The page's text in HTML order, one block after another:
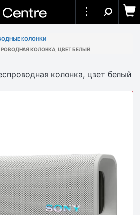
КОЛОНКИ
КОЛОНКА, ЦВЕТ БЕЛЫЙ
колонка, цвет белый